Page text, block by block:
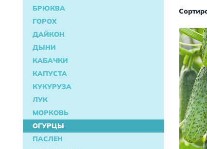
БРЮКВА
ГОРОХ
ДАЙКОН
ДЫНИ
КАБАЧКИ
КАПУСТА
КУКУРУЗА
ЛУК
МОРКОВЬ
ОГУРЦЫ
ПАСЛЕН